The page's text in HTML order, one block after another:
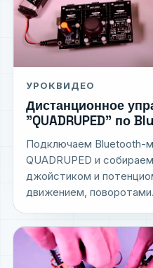
УРОКВИДЕО
Дистанционное
"QUADRUPED" по
Подключаем Bluetooth-
QUADRUPED и
джойстиком и
движением,